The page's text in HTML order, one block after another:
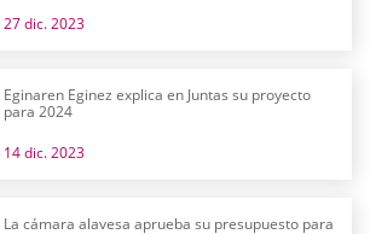
27 dic. 2023
Eginaren Eginez explica en Juntas su proyecto
para 2024
14 dic. 2023
La cámara alavesa aprueba su presupuesto para